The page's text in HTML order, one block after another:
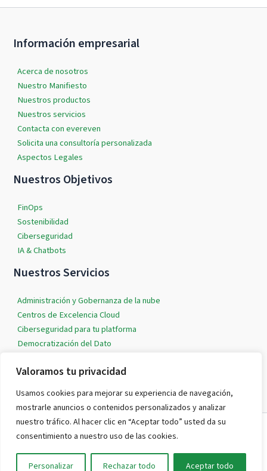
Valoramos tu privacidad
Usamos cookies para mejorar su experiencia de navegación,
mostrarle anuncios o contenidos personalizados y analizar
nuestro tráfico. Al hacer clic en “Aceptar todo” usted da su
consentimiento a nuestro uso de las cookies.
Personalizar Rechazar todo Aceptar todo
Información empresarial
Acerca de nosotros
Nuestro Manifiesto
Nuestros productos
Nuestros servicios
Contacta con evereven
Solicita una consultoría personalizada
Aspectos Legales
Nuestros Objetivos
FinOps
Sostenibilidad
Ciberseguridad
IA & Chatbots
Nuestros Servicios
Administración y Gobernanza de la nube
Centros de Excelencia Cloud
Ciberseguridad para tu platforma
Democratización del Dato
Soluciones Cloud a medida
Todos los derechos © 2026 evereven | Funciona gracias a